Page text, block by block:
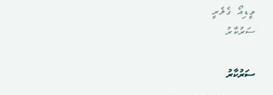
ވީޑިއޯ ގެލެރީ
ސަރުކާރު
ސަރުކާރު